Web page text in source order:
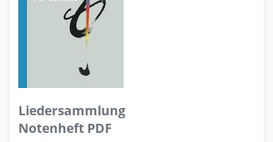
Liedersammlung
Notenheft PDF